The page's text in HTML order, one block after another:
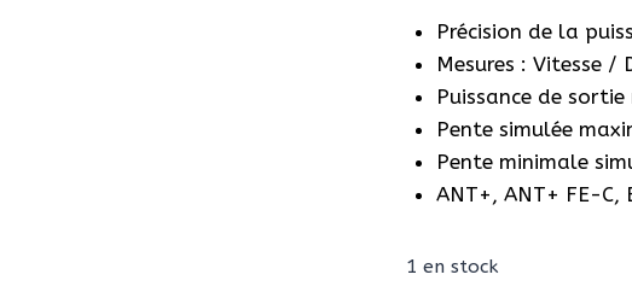
Précision de la
Mesures : Vitesse /
Puissance de
Pente simulée
Pente minimale
ANT+, ANT+ FE-
1 en stock